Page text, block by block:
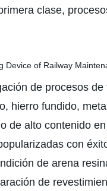
clase,
de procesos
hierro fundido,
de alto contenido
con
de arena
de